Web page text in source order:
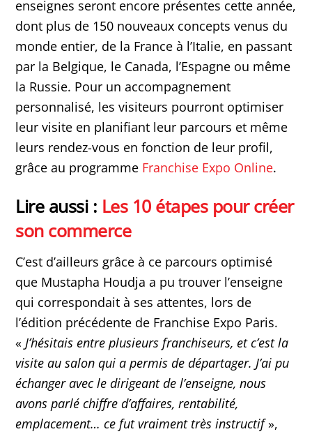
enseignes seront encore présentes cette année,
dont plus de 150 nouveaux concepts venus du
monde entier, de la France à l’Italie, en passant
par la Belgique, le Canada, l’Espagne ou même
la Russie. Pour un accompagnement
personnalisé, les visiteurs pourront optimiser
leur visite en planifiant leur parcours et même
leurs rendez-vous en fonction de leur profil,
grâce au programme Franchise Expo Online.
Lire aussi : Les 10 étapes pour créer
son commerce
C’est d’ailleurs grâce à ce parcours optimisé
que Mustapha Houdja a pu trouver l’enseigne
qui correspondait à ses attentes, lors de
l’édition précédente de Franchise Expo Paris.
« J’hésitais entre plusieurs franchiseurs, et c’est la
visite au salon qui a permis de départager. J’ai pu
échanger avec le dirigeant de l’enseigne, nous
avons parlé chiffre d’affaires, rentabilité,
emplacement… ce fut vraiment très instructif»,